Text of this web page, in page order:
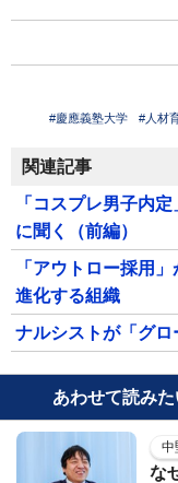
#慶應義塾大学 #人材
関連記事
「コスプレ男子内
に聞く（前編）
「アウトロー採用
進化する組織
ナルシストが「グ
あわせて読みた
中
な